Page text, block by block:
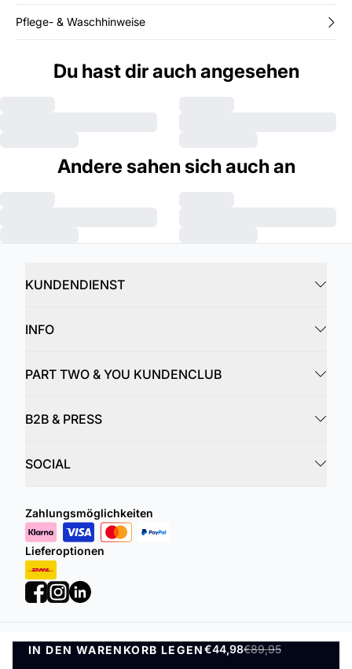
IN DEN WARENKORB LEGEN€44,98€89,95
IN DEN WARENKORB LEGEN
Pflege- & Waschhinweise
Du hast dir auch angesehen
Andere sahen sich auch an
KUNDENDIENST
INFO
PART TWO & YOU KUNDENCLUB
B2B & PRESS
SOCIAL
Zahlungsmöglichkeiten
Lieferoptionen
Datenschutzrichtlinie Geschäftsbedingungen